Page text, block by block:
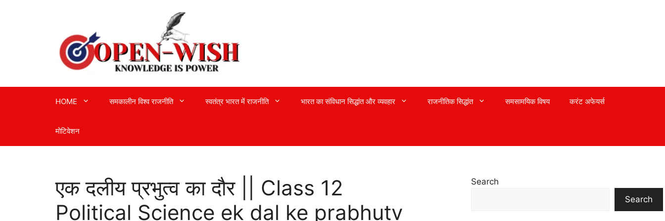
HOME समकालीन विश्व राजनीति स्वतंत्र भारत में राजनीति भारत का संविधान सिद्धांत और व्यवहार राजनीतिक सिद्धांत समसामयिक विषय करंट अफेयर्स
मोटिवेशन
एक दलीय प्रभुत्व का दौर || Class 12
Political Science ek dal ke prabhutv
Search
Search